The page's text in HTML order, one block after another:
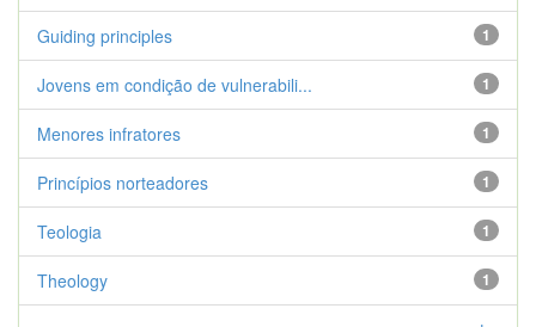
1
Guiding principles
1
Jovens em condição de vulnerabili...
1
Menores infratores
1
Princípios norteadores
1
Teologia
1
Theology